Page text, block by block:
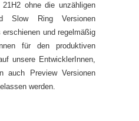
ohne die unzähligen
Slow Ring Versionen
und regelmäßig
für den produktiven
unsere EntwicklerInnen,
auch Preview Versionen
werden.